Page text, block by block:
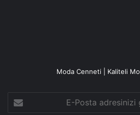
Moda Cenneti | Kaliteli
Posta